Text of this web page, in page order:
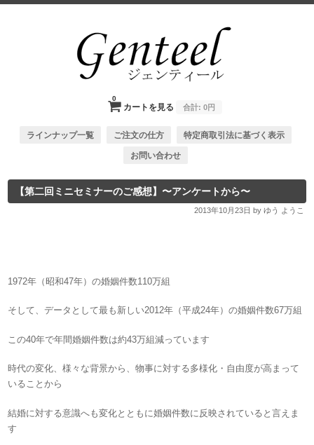
カートを見る
0
合計: 0円
ラインナップ一覧 ご注文の仕方 特定商取引法に基づく表示
お問い合わせ
【第二回ミニセミナーのご感想】〜アンケートから〜
2013年10月23日 by ゆう ようこ
1972年（昭和47年）の婚姻件数110万組
そして、データとして最も新しい2012年（平成24年）の婚姻件数67万組
この40年で年間婚姻件数は約43万組減っています
時代の変化、様々な背景から、物事に対する多様化・自由度が高まって
いることから
結婚に対する意識へも変化とともに婚姻件数に反映されていると言えま
す